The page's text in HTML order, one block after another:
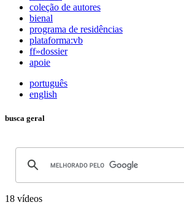
coleção de autores
bienal
programa de residências
plataforma:vb
ff»dossier
apoie
português
english
busca geral
18 vídeos